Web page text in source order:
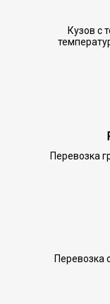
Кузов с
Перевозка
Перевозка